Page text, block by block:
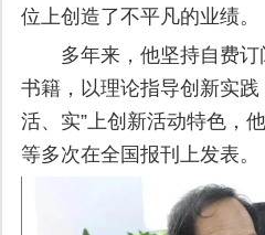
位上创造了不平凡的业绩。
多年来，他坚持自费
书籍，以理论指导创新实践
活、实”上创新活动特色，
等多次在全国报刊上发表。